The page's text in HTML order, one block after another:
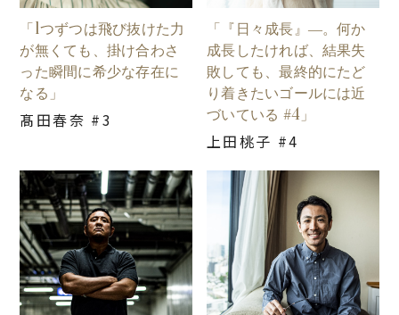
「1つずつは飛び抜けた力
が無くても、掛け合わさ
った瞬間に希少な存在に
なる」
髙田春奈 #3
「『日々成長』―。何か
成長したければ、結果失
敗しても、最終的にたど
り着きたいゴールには近
づいている #4」
上田桃子 #4